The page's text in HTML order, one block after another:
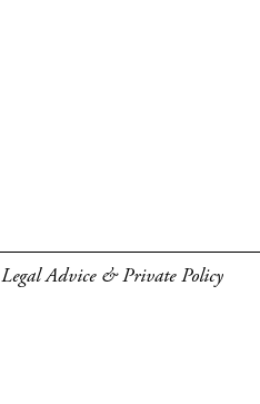
Legal Advice & Private Policy